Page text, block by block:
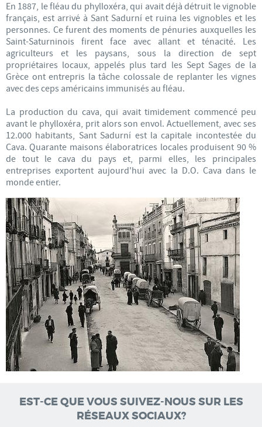
En 1887, le fléau du phylloxéra, qui avait déjà détruit le vignoble
français, est arrivé à Sant Sadurní et ruina les vignobles et les
personnes. Ce furent des moments de pénuries auxquelles les
Saint-Saturninois firent face avec allant et ténacité. Les
agriculteurs et les paysans, sous la direction de sept
propriétaires locaux, appelés plus tard les Sept Sages de la
Grèce ont entrepris la tâche colossale de replanter les vignes
avec des ceps américains immunisés au fléau.
La production du cava, qui avait timidement commencé peu
avant le phylloxéra, prit alors son envol. Actuellement, avec ses
12.000 habitants, Sant Sadurní est la capitale incontestée du
Cava. Quarante maisons élaboratrices locales produisent 90 %
de tout le cava du pays et, parmi elles, les principales
entreprises exportent aujourd'hui avec la D.O. Cava dans le
monde entier.
EST-CE QUE VOUS SUIVEZ-NOUS SUR LES
RÉSEAUX SOCIAUX?